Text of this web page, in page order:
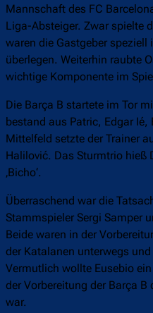
Mannschaft des FC
Liga-Absteiger. Zwar spielte
waren die Gastgeber
überlegen. Weiterhin raubte
wichtige Komponente im
Die Barça B startete im Tor
bestand aus Patric, Edgar
Mittelfeld setzte der Trainer
Halilović. Das Sturmtrio hieß
‚Bicho‘.
Überraschend war die
Stammspieler Sergi Samper
Beide waren in der
der Katalanen unterwegs
Vermutlich wollte Eusebio
der Vorbereitung der Barça
war.